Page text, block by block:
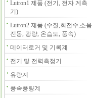
Lutron1 제품 (전기, 전자 계측
기)
Lutron2 제품 (수질,회전수,소음
진동, 광량, 온습도, 풍속)
데이터로거 및 기록계
전기 및 전력측정기
유량계
풍속풍량계